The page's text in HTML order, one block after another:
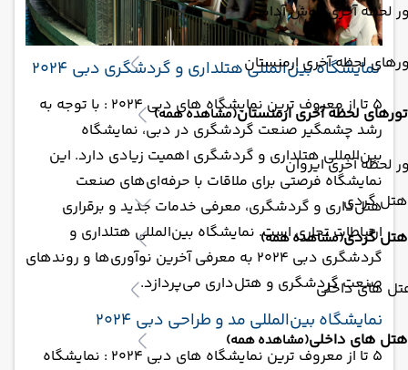
لحظه آخری کوش آداسی
لحظه آخری ارمنستان
تورهای لحظه آخری ارمنستان(مشاهده همه)
لحظه آخری ایروان
هتل گردی
هتل گردی(مشاهده همه)
های داخلی
هتل های داخلی(مشاهده همه)
نمایشگاه بین‌المللی هتلداری و گردشگری دبی 2024
5 تا از معروف ترین نمایشگاه های دبی 2024 : با توجه به
رشد چشمگیر صنعت گردشگری در دبی، نمایشگاه
بین‌المللی هتلداری و گردشگری اهمیت زیادی دارد. این
نمایشگاه فرصتی برای ملاقات با حرفه‌ای‌های صنعت
هتل‌داری و گردشگری، معرفی خدمات جدید و برقراری
ارتباطات تجاری است. نمایشگاه بین‌المللی هتلداری و
گردشگری دبی 2024 به معرفی آخرین نوآوری‌ها و روندهای
صنعت گردشگری و هتل‌داری می‌پردازد.
نمایشگاه بین‌المللی مد و طراحی دبی 2024
5 تا از معروف ترین نمایشگاه های دبی 2024 : نمایشگاه